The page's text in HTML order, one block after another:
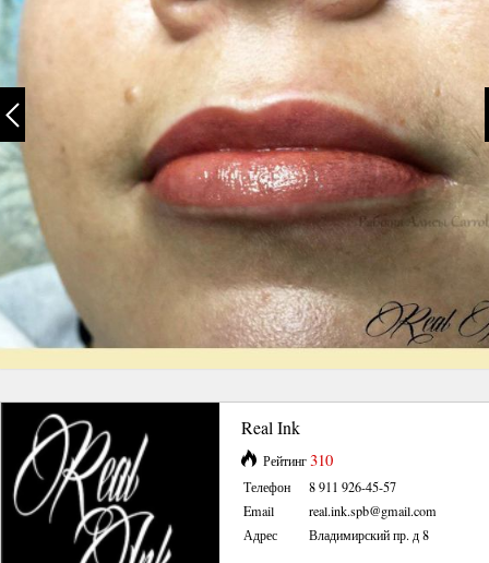
Real Ink
Рейтинг310
Телефон
8 911 926-45-57
Email
real.ink.spb@gmail.com
Адрес
Владимирский пр. д 8